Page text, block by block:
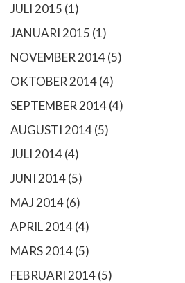
JULI 2015 (1)
JANUARI 2015 (1)
NOVEMBER 2014(5)
OKTOBER 2014(4)
SEPTEMBER 2014(4)
AUGUSTI 2014(5)
JULI 2014(4)
JUNI 2014(5)
MAJ 2014(6)
APRIL 2014(4)
MARS 2014(5)
FEBRUARI 2014(5)